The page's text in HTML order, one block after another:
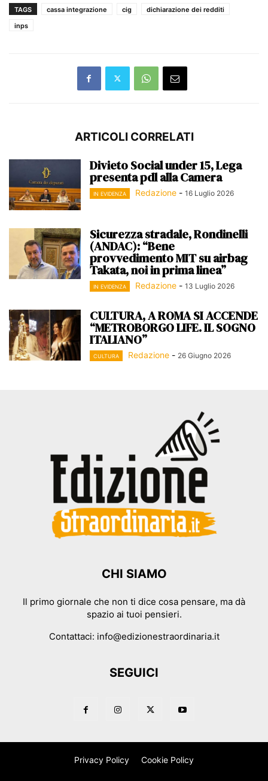
TAGS cassa integrazione cig
dichiarazione dei redditi
inps
ARTICOLI CORRELATI
Divieto Social under 15, Lega
presenta pdl alla Camera
IN EVIDENZA Redazione - 16 Luglio 2026
Sicurezza stradale, Rondinelli
(ANDAC): “Bene
provvedimento MIT su airbag
Takata, noi in prima linea”
IN EVIDENZA Redazione - 13 Luglio 2026
CULTURA, A ROMA SI ACCENDE
“METROBORGO LIFE. IL SOGNO
ITALIANO”
CULTURA Redazione - 26 Giugno 2026
CHI SIAMO
Il primo giornale che non ti dice cosa pensare, ma dà
spazio ai tuoi pensieri.
Contattaci: info@edizionestraordinaria.it
SEGUICI
Privacy Policy Cookie Policy